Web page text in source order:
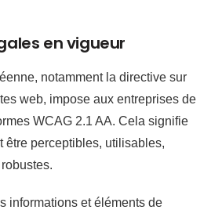
en vigueur
notamment la directive sur
web, impose aux entreprises de
WCAG 2.1 AA. Cela signifie
être perceptibles, utilisables,
informations et éléments de